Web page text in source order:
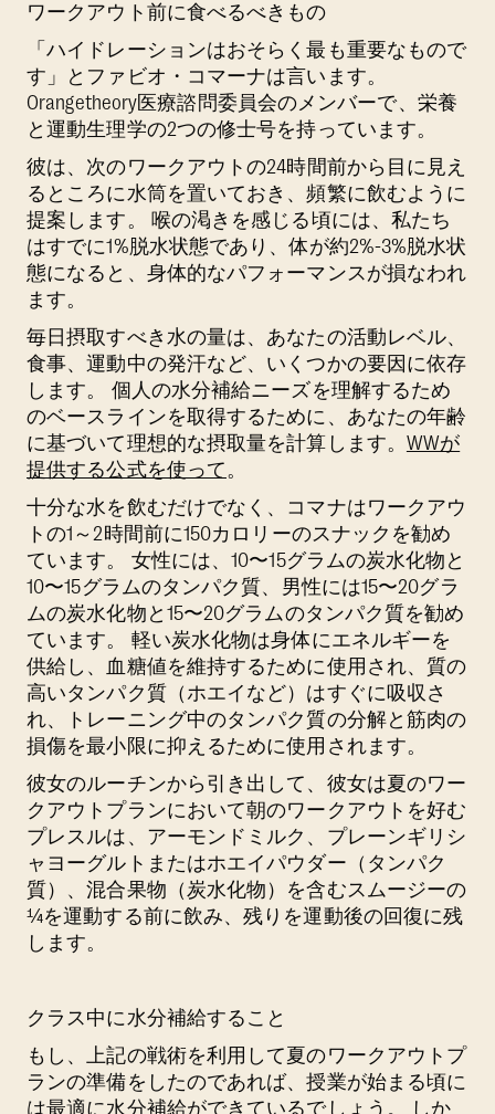
ワークアウト前に食べるべきもの
「ハイドレーションはおそらく最も重要なもので
す」とファビオ・コマーナは言います。
Orangetheory医療諮問委員会のメンバーで、栄養
と運動生理学の2つの修士号を持っています。
彼は、次のワークアウトの24時間前から目に見え
るところに水筒を置いておき、頻繁に飲むように
提案します。 喉の渇きを感じる頃には、私たち
はすでに1%脱水状態であり、体が約2%-3%脱水状
態になると、身体的なパフォーマンスが損なわれ
ます。
毎日摂取すべき水の量は、あなたの活動レベル、
食事、運動中の発汗など、いくつかの要因に依存
します。 個人の水分補給ニーズを理解するため
のベースラインを取得するために、あなたの年齢
に基づいて理想的な摂取量を計算します。 WWが
提供する公式を使って。
十分な水を飲むだけでなく、コマナはワークアウ
トの1～2時間前に150カロリーのスナックを勧め
ています。 女性には、10〜15グラムの炭水化物と
10〜15グラムのタンパク質、男性には15〜20グラ
ムの炭水化物と15〜20グラムのタンパク質を勧め
ています。 軽い炭水化物は身体にエネルギーを
供給し、血糖値を維持するために使用され、質の
高いタンパク質（ホエイなど）はすぐに吸収さ
れ、トレーニング中のタンパク質の分解と筋肉の
損傷を最小限に抑えるために使用されます。
彼女のルーチンから引き出して、彼女は夏のワー
クアウトプランにおいて朝のワークアウトを好む
プレスルは、アーモンドミルク、プレーンギリシ
ャヨーグルトまたはホエイパウダー（タンパク
質）、混合果物（炭水化物）を含むスムージーの
¼を運動する前に飲み、残りを運動後の回復に残
します。
クラス中に水分補給すること
もし、上記の戦術を利用して夏のワークアウトプ
ランの準備をしたのであれば、授業が始まる頃に
は最適に水分補給ができているでしょう。 しか